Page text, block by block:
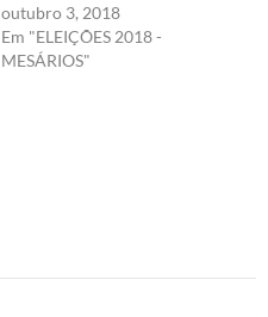
outubro 3, 2018
Em "ELEIÇÕES 2018 -
MESÁRIOS"